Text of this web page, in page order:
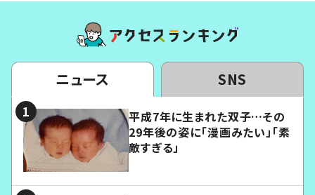
ニュース SNS
平成7年に生まれた双子…その
29年後の姿に「漫画みたい」「素
敵すぎる」